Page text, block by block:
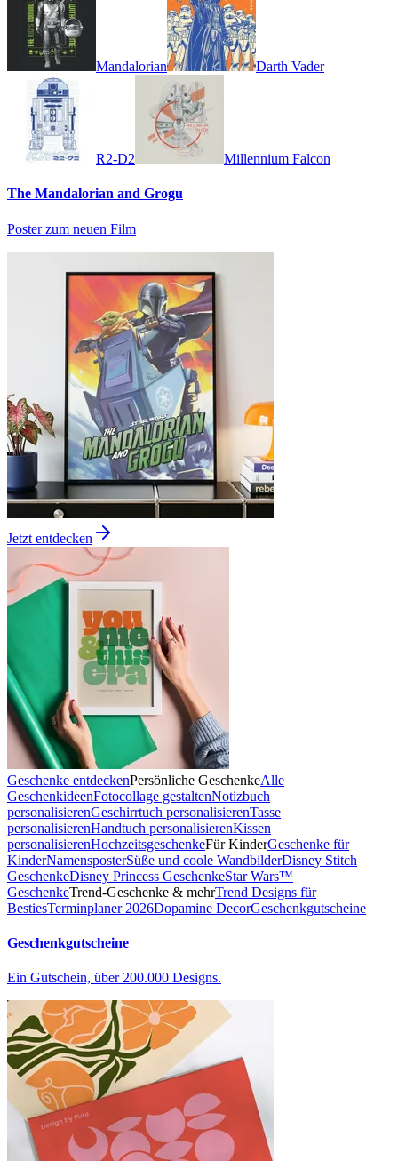
Mandalorian Darth Vader
R2-D2 Millennium Falcon
The Mandalorian and Grogu
Poster zum neuen Film
Jetzt entdecken
Geschenke entdeckenPersönliche GeschenkeAlle
GeschenkideenFotocollage gestaltenNotizbuch
personalisierenGeschirrtuch personalisierenTasse
personalisierenHandtuch personalisierenKissen
personalisierenHochzeitsgeschenkeFür KinderGeschenke für
KinderNamensposterSüße und coole WandbilderDisney Stitch
GeschenkeDisney Princess GeschenkeStar Wars™
GeschenkeTrend-Geschenke & mehrTrend Designs für
BestiesTerminplaner 2026Dopamine DecorGeschenkgutscheine
Geschenkgutscheine
Ein Gutschein, über 200.000 Designs.